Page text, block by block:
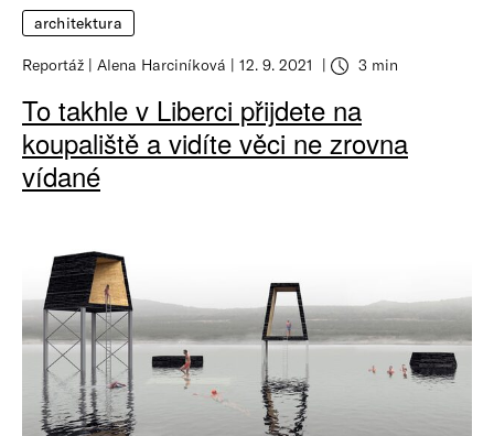
architektura
Reportáž Alena Harciníková 12. 9. 2021 3 min
To takhle v Liberci přijdete na
koupaliště a vidíte věci ne zrovna
vídané